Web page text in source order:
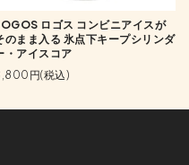
ロゴス コンビニアイスが
のまま入る 氷点下キープシリンダ
・アイスコア
円(税込)